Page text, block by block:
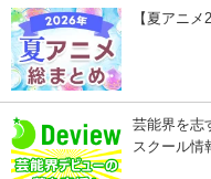
【夏アニ
芸能界を志
スクール情